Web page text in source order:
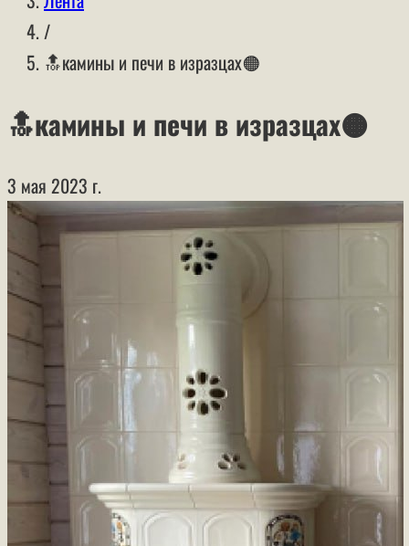
/
🔝камины и печи в изразцах🟠
🔝камины и печи в изразцах🟠
3 мая 2023 г.